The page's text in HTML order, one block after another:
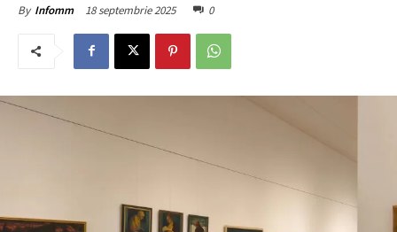
By Infomm 18 septembrie 2025 0